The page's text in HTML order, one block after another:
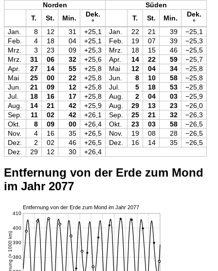
Norden
Süden
T.
St. Min.
Dek.
°
T. St. Min.
Dek.
°
Jan.
8 12 31 +25,1 Jan. 22 21 39
−25,1
Feb.
4 18 04 +25,1 Feb. 19 07 39
−25,3
Mrz.
3 23 09 +25,3 Mrz. 18 15 46
−25,5
Mrz.
31 06 32 +25,6 Apr. 14 22 59
−25,7
Apr.
27 14 55 +25,8 Mai 12 04 34
−25,8
Mai
25 00 22 +25,8 Jun. 8 10 58
−25,8
Jun.
21 09 12 +25,8 Jul. 5 18 53
−25,8
Jul.
18 16 17 +25,8 Aug. 2 04 03
−25,9
Aug.
14 21 42 +25,9 Aug. 29 13 23
−26,0
Sep.
11 02 42 +26,1 Sep. 25 21 32
−26,3
Okt.
8 09 00 +26,4 Okt. 23 03 58
−26,5
Nov.
4 16 35 +26,5 Nov. 19 08 28
−26,5
Dez.
2 02 46 +26,5 Dez. 16 14 35
−26,5
Dez.
29 12 30 +26,4
Entfernung von der Erde zum Mond
im Jahr 2077